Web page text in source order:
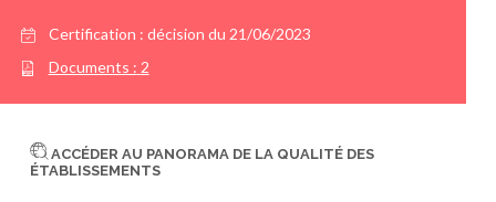
Certification : décision du 21/06/2023
Documents : 2
ACCÉDER AU PANORAMA DE LA QUALITÉ DES
ÉTABLISSEMENTS